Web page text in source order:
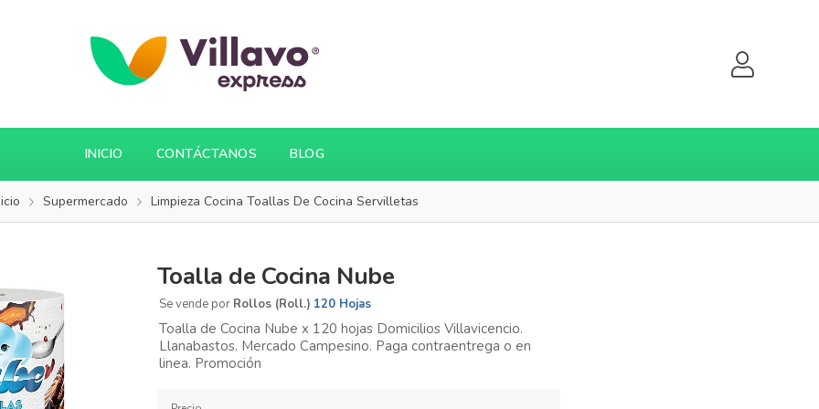
INICIO CONTÁCTANOS BLOG
Supermercado Limpieza Cocina Toallas De Cocina Servilletas
Toalla de Cocina Nube
Se vende por Rollos (Roll.) 120 Hojas
Toalla de Cocina Nube x 120 hojas Domicilios Villavicencio.
Llanabastos. Mercado Campesino. Paga contraentrega o en
linea. Promoción